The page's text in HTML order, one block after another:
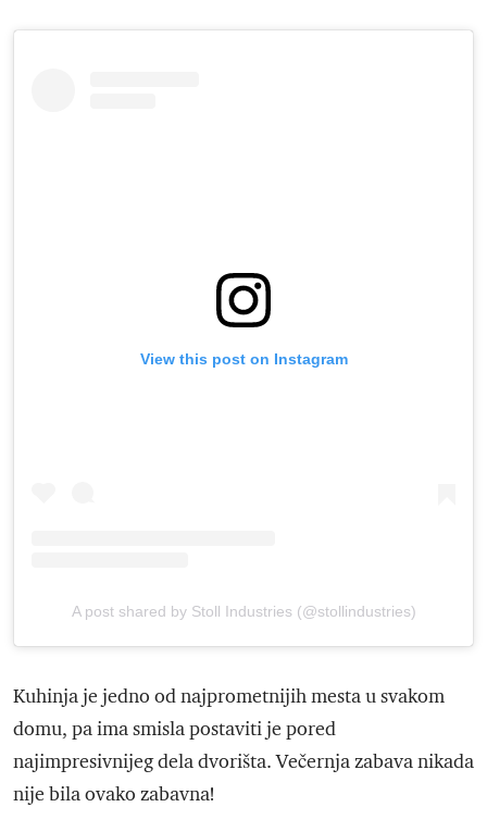
View this post on Instagram
A post shared by Stoll Industries (@stollindustries)
Kuhinja je jedno od najprometnijih mesta u svakom
domu, pa ima smisla postaviti je pored
najimpresivnijeg dela dvorišta. Večernja zabava nikada
nije bila ovako zabavna!